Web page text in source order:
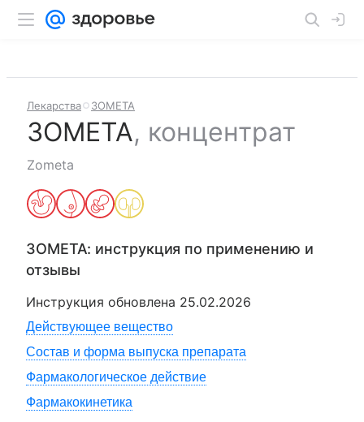
Лекарства ЗОМЕТА
ЗОМЕТА, концентрат
Zometa
ЗОМЕТА: инструкция по применению и
отзывы
Инструкция обновлена 25.02.2026
Действующее вещество
Состав и форма выпуска препарата
Фармакологическое действие
Фармакокинетика